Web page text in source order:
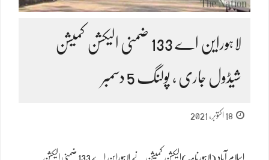
لاہوراین اے 133 ضمنی الیکشن کمیشن
شیڈول جاری ، پولنگ 5 دسمبر
18 اکتوبر, 2021
اسلام آباد (لاہورنامہ)الیکشن کمیشن نے لاہوراین اے 133 ضمنی الیکشن